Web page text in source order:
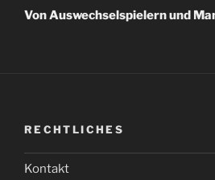
Beitrag
Von Auswechselspielern und
RECHTLICHES
Kontakt